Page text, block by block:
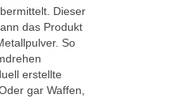
Dieser
das Produkt
So
erstellte
gar Waffen,